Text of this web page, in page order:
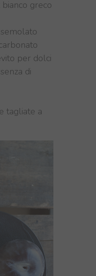
greco
per dolci
di
tagliate a